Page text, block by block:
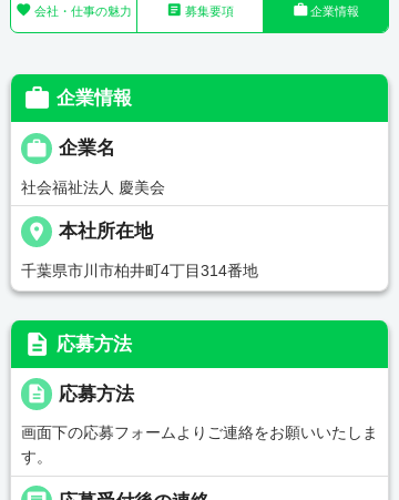
 会社・仕事の魅力  募集要項 企業情報
 企業情報
 企業名
社会福祉法人 慶美会
place 本社所在地
千葉県市川市柏井町4丁目314番地
description 応募方法
description 応募方法
画面下の応募フォームよりご連絡をお願いいたしま
す。